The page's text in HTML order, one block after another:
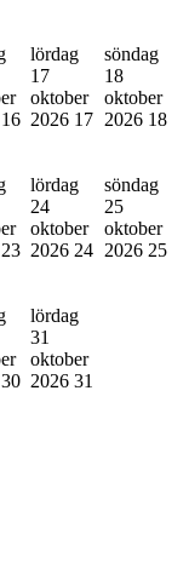
16
lördag
17
oktober
2026 17
söndag
18
oktober
2026 18
23
lördag
24
oktober
2026 24
söndag
25
oktober
2026 25
30
lördag
31
oktober
2026 31